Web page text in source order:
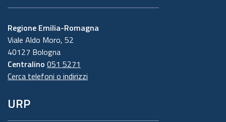
Regione Emilia-Romagna
Viale Aldo Moro, 52
40127 Bologna
Centralino 051 5271
Cerca telefoni o indirizzi
URP